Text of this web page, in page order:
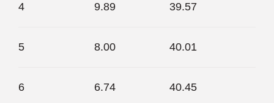
4 9.89 39.57
5 8.00 40.01
6 6.74 40.45